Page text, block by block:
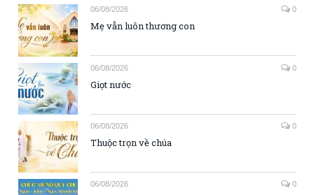
06/08/2026 0
Mẹ vẫn luôn thương con
06/08/2026 0
Giọt nước
06/08/2026 0
Thuộc trọn về chúa
06/08/2026 0